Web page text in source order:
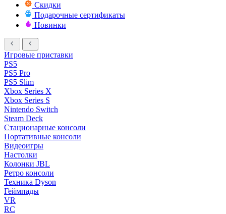
Скидки
Подарочные сертификаты
Новинки
Игровые приставки
PS5
PS5 Pro
PS5 Slim
Xbox Series X
Xbox Series S
Nintendo Switch
Steam Deck
Стационарные консоли
Портативные консоли
Видеоигры
Настолки
Колонки JBL
Ретро консоли
Техника Dyson
Геймпады
VR
RC